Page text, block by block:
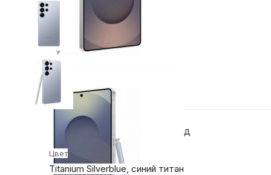
Конструкция и внешний вид
Цвет
Titanium Silverblue, синий титан